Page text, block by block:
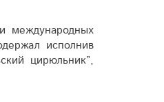
международных
исполнив
цирюльник”,